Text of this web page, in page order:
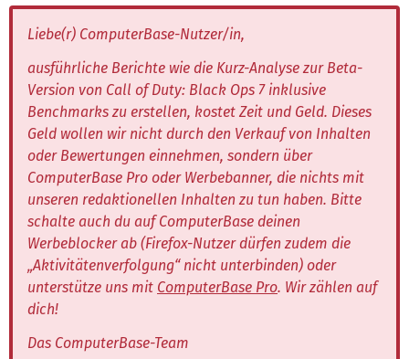
Liebe(r) ComputerBase-Nutzer/in,
ausführliche Berichte wie die Kurz-Analyse zur Beta-
Version von Call of Duty: Black Ops 7 inklusive
Benchmarks zu erstellen, kostet Zeit und Geld. Dieses
Geld wollen wir nicht durch den Verkauf von Inhalten
oder Bewertungen einnehmen, sondern über
ComputerBase Pro oder Werbebanner, die nichts mit
unseren redaktionellen Inhalten zu tun haben. Bitte
schalte auch du auf ComputerBase deinen
Werbeblocker ab (Firefox-Nutzer dürfen zudem die
„Aktivitätenverfolgung“ nicht unterbinden) oder
unterstütze uns mit ComputerBase Pro. Wir zählen auf
dich!
Das ComputerBase-Team